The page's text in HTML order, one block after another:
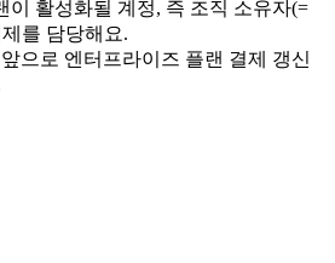
이 활성화될 계정, 즉 조직 소유자(=
를 담당해요.
으로 엔터프라이즈 플랜 결제 갱신